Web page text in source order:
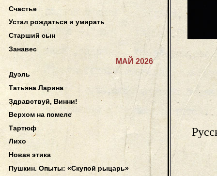
Счастье
Устал рождаться и умирать
Старший сын
Занавес
МАЙ 2026
Дуэль
Татьяна Ларина
Здравствуй, Винни!
Верхом на помеле
Тартюф
Лихо
Новая этика
Пушкин. Опыты: «Скупой рыцарь»